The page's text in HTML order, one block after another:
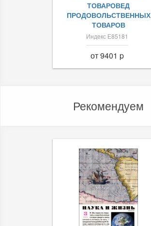
ТОВАРОВЕД
ПРОДОВОЛЬСТВЕННЫХ
ТОВАРОВ
Индекс Е85181
от 9401 p
Рекомендуем